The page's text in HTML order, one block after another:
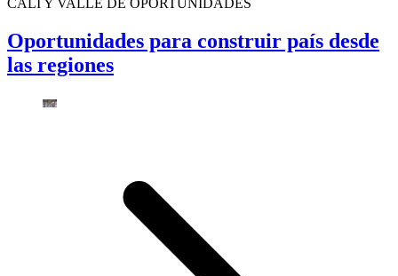
CALI Y VALLE DE OPORTUNIDADES
Oportunidades para construir país desde
las regiones